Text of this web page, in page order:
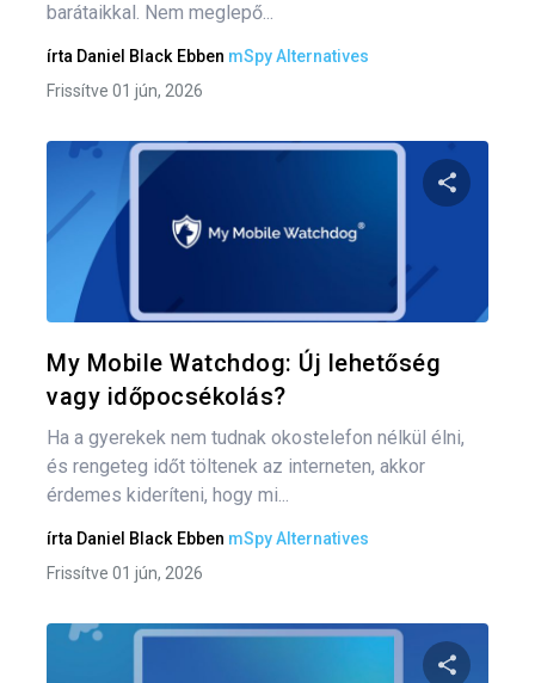
barátaikkal. Nem meglepő...
írta Daniel Black Ebben mSpy Alternatives
Frissítve 01 jún, 2026
My Mobile Watchdog: Új lehetőség
vagy időpocsékolás?
Ha a gyerekek nem tudnak okostelefon nélkül élni,
és rengeteg időt töltenek az interneten, akkor
érdemes kideríteni, hogy mi...
írta Daniel Black Ebben mSpy Alternatives
Frissítve 01 jún, 2026